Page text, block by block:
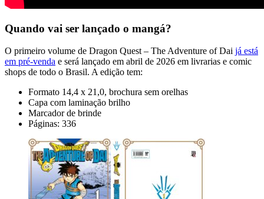
Quando vai ser lançado o mangá?
O primeiro volume de Dragon Quest – The Adventure of Dai já está
em pré-venda e será lançado em abril de 2026 em livrarias e comic
shops de todo o Brasil. A edição tem:
Formato 14,4 x 21,0, brochura sem orelhas
Capa com laminação brilho
Marcador de brinde
Páginas: 336